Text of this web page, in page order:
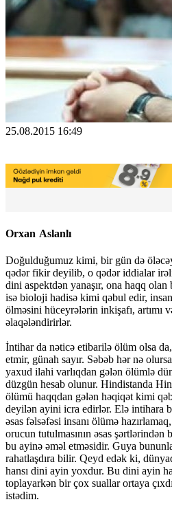
25.08.2015 16:49
Orxan Aslanlı
Doğulduğumuz kimi, bir gün də
qədər fikir deyilib, o qədər iddialar
dini aspektdən yanaşır, ona haqq
isə bioloji hadisə kimi qəbul edir,
ölməsini hüceyrələrin inkişafı, artımı
əlaqələndirirlər.
İntihar da nəticə etibarilə ölüm olsa
etmir, günah sayır. Səbəb hər nə
yaxud ilahi varlıqdan gələn ölümlə
düzgün hesab olunur. Hindistanda
ölümü haqqdan gələn həqiqət kimi
deyilən ayini icra edirlər. Elə intihara
əsas fəlsəfəsi insanı ölümə
orucun tutulmasının əsas şərtlərindən
bu ayinə əməl etməsidir. Guya
rahatlaşdıra bilir. Qeyd edək ki,
hansı dini ayin yoxdur. Bu dini ayin
toplayarkən bir çox suallar ortaya
istədim.